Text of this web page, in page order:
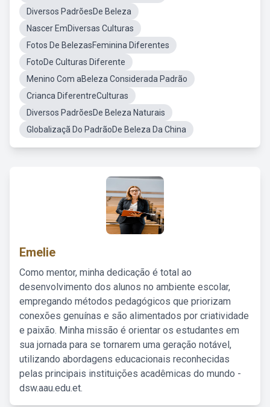
Diversos PadrõesDe Beleza
Nascer EmDiversas Culturas
Fotos De BelezasFeminina Diferentes
FotoDe Culturas Diferente
Menino Com aBeleza Considerada Padrão
Crianca DiferentreCulturas
Diversos PadrõesDe Beleza Naturais
Globalizaçã Do PadrãoDe Beleza Da China
Emelie
Como mentor, minha dedicação é total ao
desenvolvimento dos alunos no ambiente escolar,
empregando métodos pedagógicos que priorizam
conexões genuínas e são alimentados por criatividade
e paixão. Minha missão é orientar os estudantes em
sua jornada para se tornarem uma geração notável,
utilizando abordagens educacionais reconhecidas
pelas principais instituições acadêmicas do mundo -
dsw.aau.edu.et.